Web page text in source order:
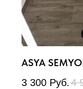
ASYA
3 300 Руб. 4